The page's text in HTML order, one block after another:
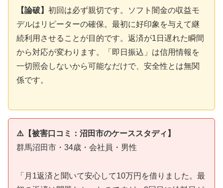
【論破】 初回は必ず親切です。ソフト闇金の収益モ
デルはリピーターの確保。最初に好印象を与えて継
続利用させることが目的です。返済が1日遅れた瞬間
から対応が変わります。「即日振込」は信用情報を
一切照会しないから可能なだけで、安全性とは無関
係です。
⚠️【被害口コミ：沼田市のケーススタディ】
群馬沼田市・34歳・会社員・男性
「月1返済と聞いて安心して10万円を借りました。最